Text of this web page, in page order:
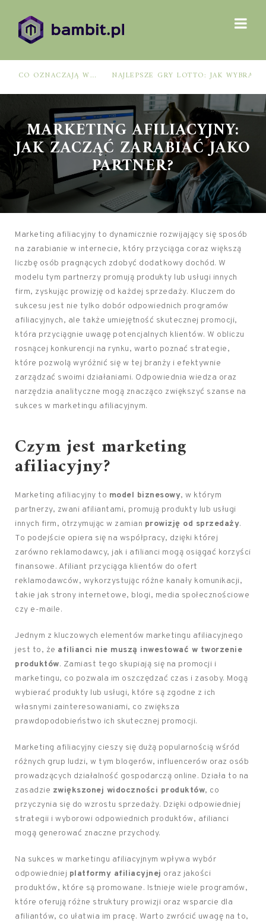
NAJLEPSZE GRY LOTTO: JAK WYBRAĆ, BY ZWIĘKSZYĆ SZANSE NA WYGRANĄ?
MARKETING AFILIACYJNY:
JAK ZACZĄĆ ZARABIAĆ JAKO
PARTNER?
Marketing afiliacyjny to dynamicznie rozwijający się sposób
na zarabianie w internecie, który przyciąga coraz większą
liczbę osób pragnących zdobyć dodatkowy dochód. W
modelu tym partnerzy promują produkty lub usługi innych
firm, zyskując prowizję od każdej sprzedaży. Kluczem do
sukcesu jest nie tylko dobór odpowiednich programów
afiliacyjnych, ale także umiejętność skutecznej promocji,
która przyciągnie uwagę potencjalnych klientów. W obliczu
rosnącej konkurencji na rynku, warto poznać strategie,
które pozwolą wyróżnić się w tej branży i efektywnie
zarządzać swoimi działaniami. Odpowiednia wiedza oraz
narzędzia analityczne mogą znacząco zwiększyć szanse na
sukces w marketingu afiliacyjnym.
Czym jest marketing
afiliacyjny?
Marketing afiliacyjny to model biznesowy, w którym
partnerzy, zwani afiliantami, promują produkty lub usługi
innych firm, otrzymując w zamian prowizję od sprzedaży.
To podejście opiera się na współpracy, dzięki której
zarówno reklamodawcy, jak i afilianci mogą osiągać korzyści
finansowe. Afiliant przyciąga klientów do ofert
reklamodawców, wykorzystując różne kanały komunikacji,
takie jak strony internetowe, blogi, media społecznościowe
czy e-maile.
Jednym z kluczowych elementów marketingu afiliacyjnego
jest to, że afilianci nie muszą inwestować w tworzenie
produktów. Zamiast tego skupiają się na promocji i
marketingu, co pozwala im oszczędzać czas i zasoby. Mogą
wybierać produkty lub usługi, które są zgodne z ich
własnymi zainteresowaniami, co zwiększa
prawdopodobieństwo ich skutecznej promocji.
Marketing afiliacyjny cieszy się dużą popularnością wśród
różnych grup ludzi, w tym blogerów, influencerów oraz osób
prowadzących działalność gospodarczą online. Działa to na
zasadzie zwiększonej widoczności produktów, co
przyczynia się do wzrostu sprzedaży. Dzięki odpowiedniej
strategii i wyborowi odpowiednich produktów, afilianci
mogą generować znaczne przychody.
Na sukces w marketingu afiliacyjnym wpływa wybór
odpowiedniej platformy afiliacyjnej oraz jakości
produktów, które są promowane. Istnieje wiele programów,
które oferują różne struktury prowizji oraz wsparcie dla
afiliantów, co ułatwia im pracę. Warto zwrócić uwagę na to,